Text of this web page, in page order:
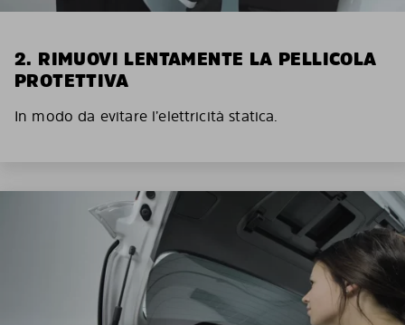
2. RIMUOVI LENTAMENTE LA PELLICOLA
PROTETTIVA
In modo da evitare l’elettricità statica.